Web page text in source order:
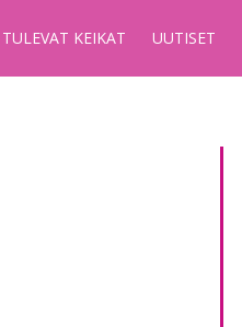
TULEVAT KEIKAT UUTISET